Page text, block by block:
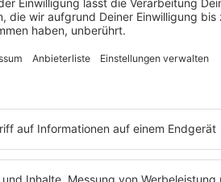
schnell und direkt.
dem Laufenden.